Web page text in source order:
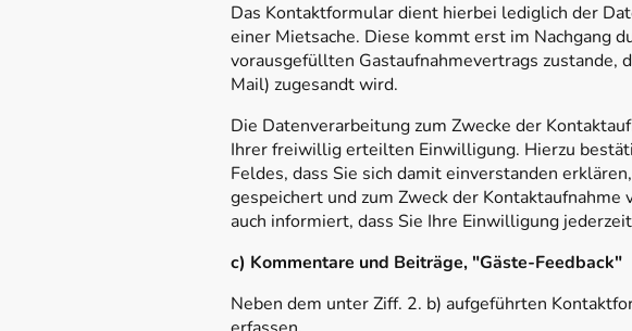
Das Kontaktformular dient hierbei lediglich der
einer Mietsache. Diese kommt erst im Nachgang
vorausgefüllten Gastaufnahmevertrags
Mail) zugesandt wird.
Die Datenverarbeitung zum Zwecke der
Ihrer freiwillig erteilten Einwilligung. Hierzu
Feldes, dass Sie sich damit einverstanden
gespeichert und zum Zweck der
auch informiert, dass Sie Ihre Einwilligung
c) Kommentare und Beiträge, "Gäste-Feedback"
Neben dem unter Ziff. 2. b) aufgeführten